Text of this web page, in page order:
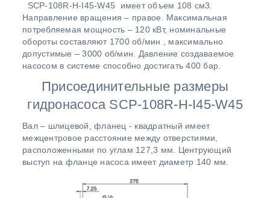
SCP-108R-H-I45-W45 имеет объем 108 см3.
Направление вращения – правое. Максимальная
потребляемая мощность – 120 кВт, номинальные
обороты составляют 1700 об/мин , максимально
допустимые – 3000 об/мин. Давление создаваемое
насосом в системе способно достигать 400 бар.
Присоединительные размеры
гидронасоса SCP-108R-H-I45-W45
Вал – шлицевой, фланец - квадратный имеет
межцентровое расстояние между отверстиями,
расположенными по углам 127,3 мм. Центрующий
выступ на фланце насоса имеет диаметр 140 мм.